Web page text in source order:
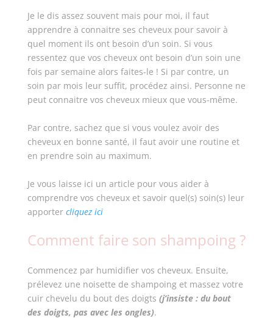
Je le dis assez souvent mais pour moi, il faut
apprendre à connaitre ses cheveux pour savoir à
quel moment ils ont besoin d’un soin. Si vous
ressentez que vos cheveux ont besoin d’un soin une
fois par semaine alors faites-le ! Si par contre, un
soin par mois leur suffit, procédez ainsi. Personne ne
peut connaitre vos cheveux mieux que vous-même.
Par contre, sachez que si vous voulez avoir des
cheveux en bonne santé, il faut avoir une routine et
en prendre soin au maximum.
Je vous laisse ici un article pour vous aider à
comprendre vos cheveux et savoir quel(s) soin(s) leur
apporter cliquez ici
Comment faire son shampoing ?
Commencez par humidifier vos cheveux. Ensuite,
prélevez une noisette de shampoing et massez votre
cuir chevelu du bout des doigts (j’insiste : du bout
des doigts, pas avec les ongles).